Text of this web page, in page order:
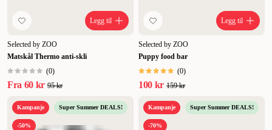
Legg til
Selected by ZOO
Matskål Thermo anti-skli
(0)
Fra 60 kr 95 kr
Legg til
Selected by ZOO
Puppy food bar
(0)
100 kr 159 kr
Kampanje Super Summer DEALS!
-50%
Kampanje Super Summer DEALS!
-70%